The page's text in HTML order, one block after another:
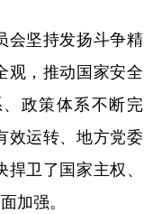
坚持发扬斗争精
观，推动国家安全
政策体系不断完
效运转、地方党委
卫了国家主权、
加强。